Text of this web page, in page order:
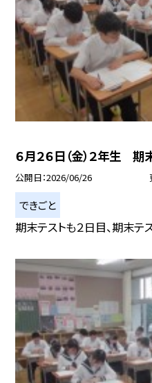
６月２６日（金）２年生 期
公開日 2026/06/26
できごと
期末テストも２日目、期末テ